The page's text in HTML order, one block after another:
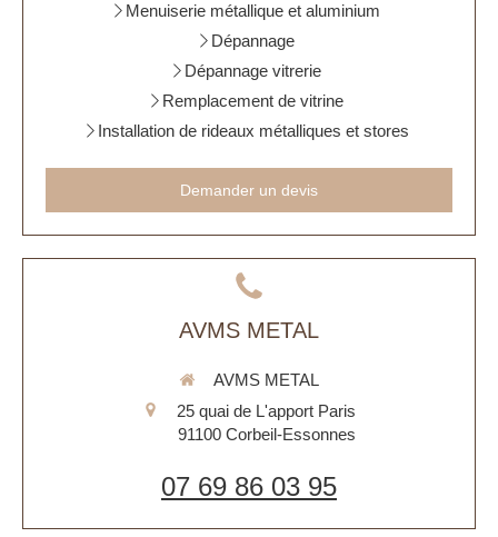
Menuiserie métallique et aluminium
Dépannage
Dépannage vitrerie
Remplacement de vitrine
Installation de rideaux métalliques et stores
Demander un devis
AVMS METAL
AVMS METAL
25 quai de L'apport Paris
91100 Corbeil-Essonnes
07 69 86 03 95